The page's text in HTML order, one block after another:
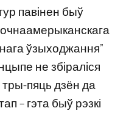
павінен быў
ўзыходжання”
не збіраліся
тры-пяць дзён да
– гэта быў рэзкі